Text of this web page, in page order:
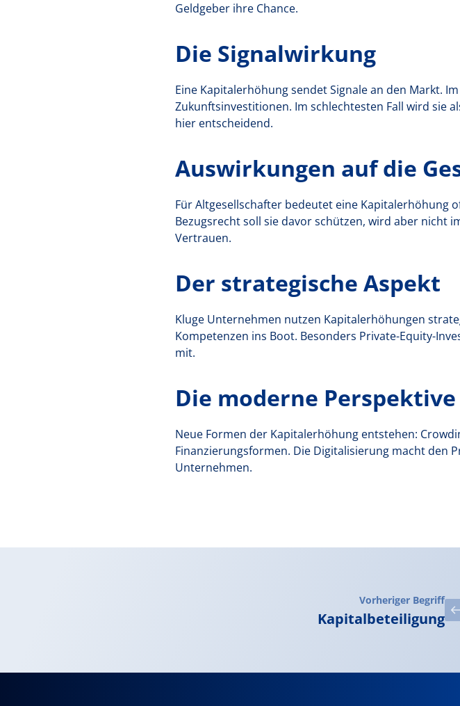
Geldgeber ihre Chance.
Die Signalwirkung
Eine Kapitalerhöhung sendet Signale an den Markt.
Zukunftsinvestitionen. Im schlechtesten Fall wird sie
hier entscheidend.
Auswirkungen auf die
Für Altgesellschafter bedeutet eine Kapitalerhöhung
Bezugsrecht soll sie davor schützen, wird aber nicht
Vertrauen.
Der strategische Aspekt
Kluge Unternehmen nutzen Kapitalerhöhungen
Kompetenzen ins Boot. Besonders Private-Equity-
mit.
Die moderne Perspektive
Neue Formen der Kapitalerhöhung entstehen:
Finanzierungsformen. Die Digitalisierung macht den
Unternehmen.
Vorheriger Begriff
Kapitalbeteiligung